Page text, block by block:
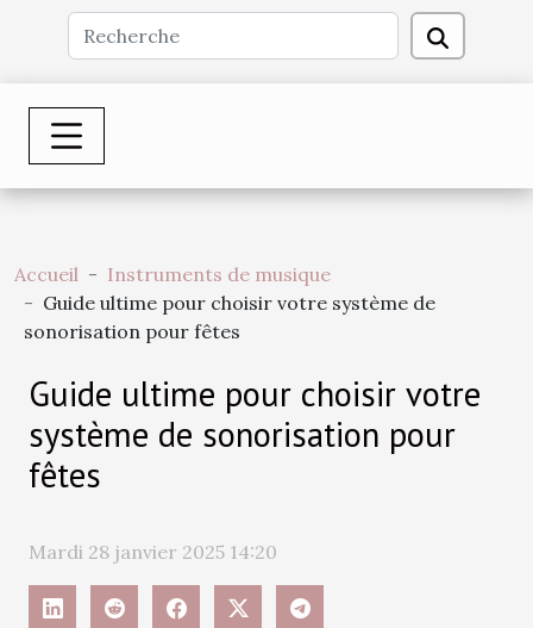
Accueil
Instruments de musique
Guide ultime pour choisir votre système de
sonorisation pour fêtes
Guide ultime pour choisir votre
système de sonorisation pour
fêtes
Mardi 28 janvier 2025 14:20